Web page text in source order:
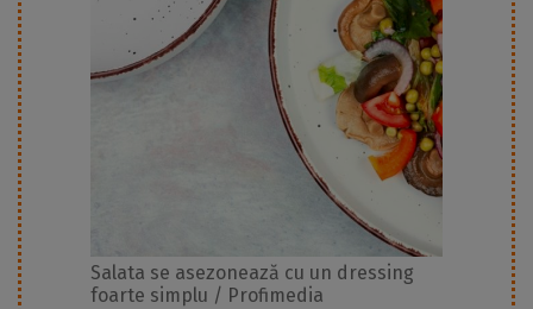
Salata se asezonează cu un dressing
foarte simplu / Profimedia